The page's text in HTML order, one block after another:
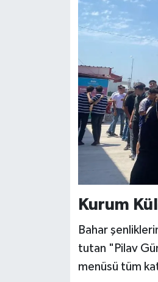
Kurum
Bahar
tutan "Pilav
menüsü tüm